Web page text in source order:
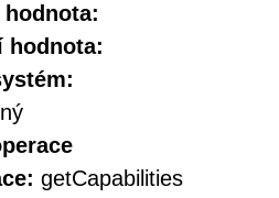
hodnota:
getCapabilities